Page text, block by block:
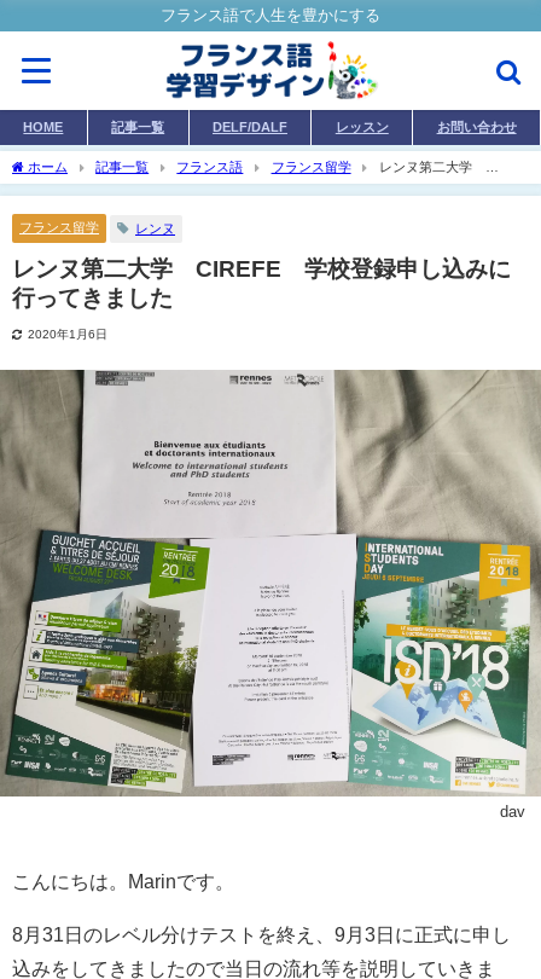
フランス語で人生を豊かにする
HOME 記事一覧 DELF/DALF レッスン お問い合わせ
ホーム 記事一覧 フランス語 フランス留学
レンヌ第二大学
CIREFE 学校登録申し込みに行ってきました
フランス留学 レンヌ
レンヌ第二大学 CIREFE 学校登録申し込みに
行ってきました
2020年1月6日
dav
こんにちは。Marinです。
8月31日のレベル分けテストを終え、9月3日に正式に申し
込みをしてきましたので当日の流れ等を説明していきま